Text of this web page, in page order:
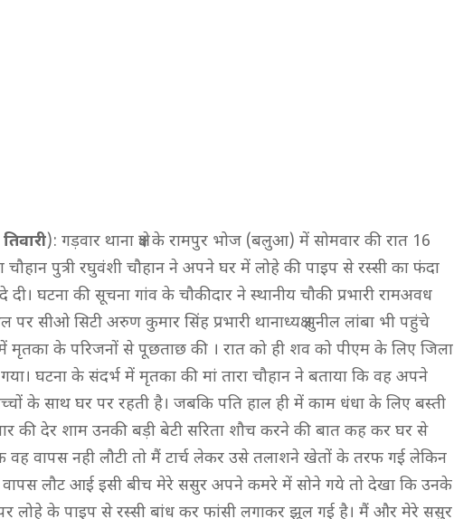
): गड़वार थाना क्षेत्र के रामपुर भोज (बलुआ) में सोमवार की रात 16
चौहान पुत्री रघुवंशी चौहान ने अपने घर में लोहे की पाइप से रस्सी का फंदा
घटना की सूचना गांव के चौकीदार ने स्थानीय चौकी प्रभारी रामअवध
पर सीओ सिटी अरुण कुमार सिंह प्रभारी थानाध्यक्ष सुनील लांबा भी पहुंचे
मृतका के परिजनों से पूछताछ की । रात को ही शव को पीएम के लिए जिला
घटना के संदर्भ में मृतका की मां तारा चौहान ने बताया कि वह अपने
के साथ घर पर रहती है। जबकि पति हाल ही में काम धंधा के लिए बस्ती
की देर शाम उनकी बड़ी बेटी सरिता शौच करने की बात कह कर घर से
वह वापस नही लौटी तो मैं टार्च लेकर उसे तलाशने खेतों के तरफ गई लेकिन
वापस लौट आई इसी बीच मेरे ससुर अपने कमरे में सोने गये तो देखा कि उनके
लोहे के पाइप से रस्सी बांध कर फांसी लगाकर झूल गई है। मैं और मेरे ससुर